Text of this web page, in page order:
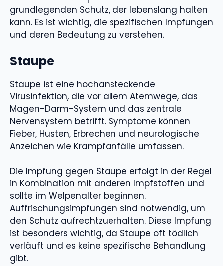
grundlegenden Schutz, der lebenslang halten
kann. Es ist wichtig, die spezifischen Impfungen
und deren Bedeutung zu verstehen.
Staupe
Staupe ist eine hochansteckende
Virusinfektion, die vor allem Atemwege, das
Magen-Darm-System und das zentrale
Nervensystem betrifft. Symptome können
Fieber, Husten, Erbrechen und neurologische
Anzeichen wie Krampfanfälle umfassen.
Die Impfung gegen Staupe erfolgt in der Regel
in Kombination mit anderen Impfstoffen und
sollte im Welpenalter beginnen.
Auffrischungsimpfungen sind notwendig, um
den Schutz aufrechtzuerhalten. Diese Impfung
ist besonders wichtig, da Staupe oft tödlich
verläuft und es keine spezifische Behandlung
gibt.